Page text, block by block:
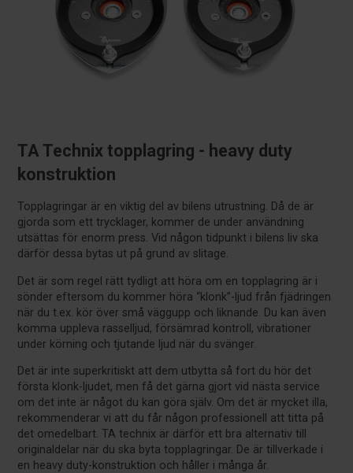
TA Technix topplagring - heavy duty
konstruktion
Topplagringar är en viktig del av bilens utrustning. Då de är
gjorda som ett trycklager, kommer de under användning
utsättas för enorm press. Vid någon tidpunkt i bilens liv ska
därför dessa bytas ut på grund av slitage.
Det är som regel rätt tydligt att höra om en topplagring är i
sönder eftersom du kommer höra “klonk”-ljud från fjädringen
när du t.ex. kör över små väggupp och liknande. Du kan även
komma uppleva rasselljud, försämrad kontroll, vibrationer
under körning och tjutande ljud när du svänger.
Det är inte superkritiskt att dem utbytta så fort du hör det
första klonk-ljudet, men få det gärna gjort vid nästa service
om det inte är något du kan göra själv. Om det är mycket illa,
rekommenderar vi att du får någon professionell att titta på
det omedelbart. TA technix är därför ett bra alternativ till
originaldelar när du ska byta topplagringar. De är tillverkade i
en heavy duty-konstruktion och håller i många år.